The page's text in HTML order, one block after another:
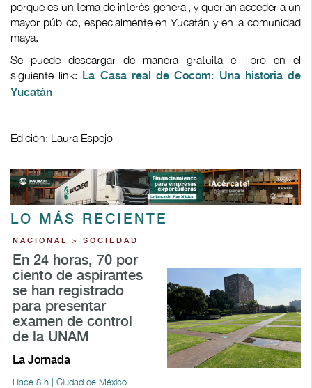
porque es un tema de interés general, y querían acceder a un
mayor público, especialmente en Yucatán y en la comunidad
maya.
Se puede descargar de manera gratuita el libro en el
siguiente link:
La Casa real de Cocom: Una historia de
Yucatán
Edición: Laura Espejo
LO MÁS RECIENTE
NACIONAL > SOCIEDAD
En 24 horas, 70 por
ciento de aspirantes
se han registrado
para presentar
examen de control
de la UNAM
La Jornada
Hace 8 h | Ciudad de México